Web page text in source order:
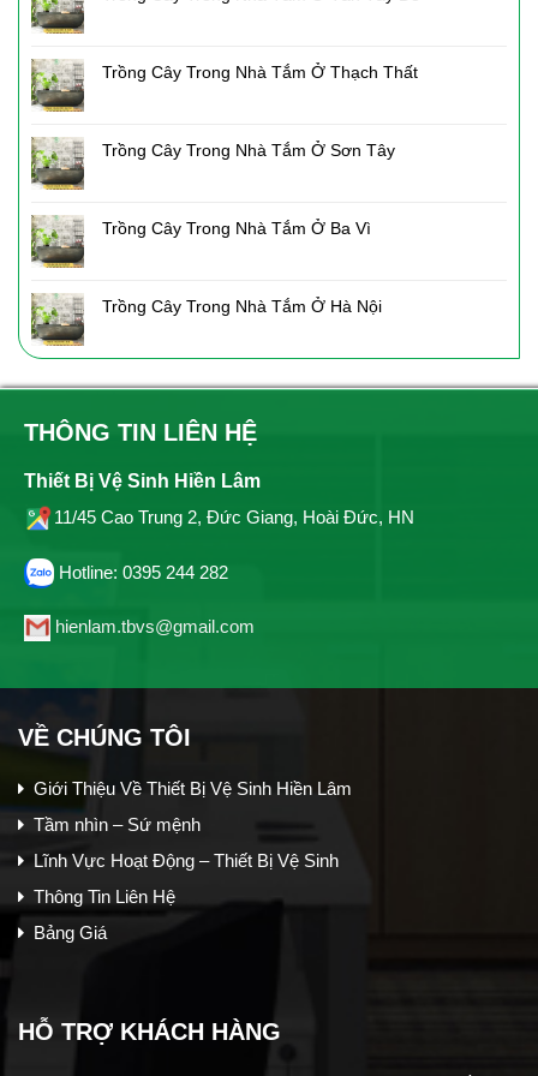
Trồng Cây Trong Nhà Tắm Ở Thạch Thất
Trồng Cây Trong Nhà Tắm Ở Sơn Tây
Trồng Cây Trong Nhà Tắm Ở Ba Vì
Trồng Cây Trong Nhà Tắm Ở Hà Nội
THÔNG TIN LIÊN HỆ
Thiết Bị Vệ Sinh Hiền Lâm
11/45 Cao Trung 2, Đức Giang, Hoài Đức, HN
Hotline: 0395 244 282
hienlam.tbvs@gmail.com
VỀ CHÚNG TÔI
Giới Thiệu Về Thiết Bị Vệ Sinh Hiền Lâm
Tầm nhìn – Sứ mệnh
Lĩnh Vực Hoạt Động – Thiết Bị Vệ Sinh
Thông Tin Liên Hệ
Bảng Giá
HỖ TRỢ KHÁCH HÀNG